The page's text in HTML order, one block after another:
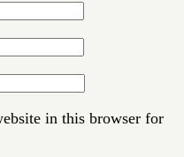
in this browser for